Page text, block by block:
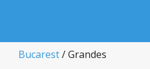
Bucarest/ Grandes